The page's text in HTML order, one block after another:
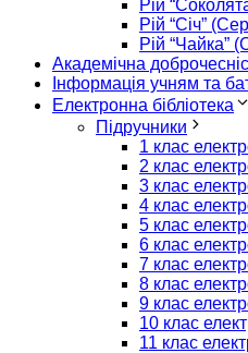
Рій
Рій “Січ”
Рій “Чайка”
Академічна
Інформація учням та
Електронна бібліотека
Підручники
1 клас
2 клас
3 клас
4 клас
5 клас
6 клас
7 клас
8 клас
9 клас
10 клас
11 клас